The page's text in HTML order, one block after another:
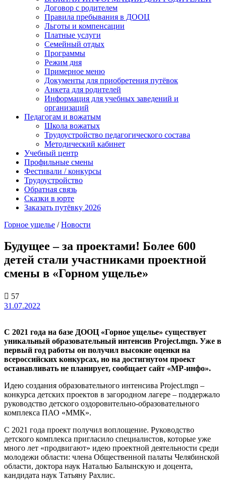
Договор с родителем
Правила пребывания в ДООЦ
Льготы и компенсации
Платные услуги
Семейный отдых
Программы
Режим дня
Примерное меню
Документы для приобретения путёвок
Анкета для родителей
Информация для учебных заведений и
организаций
Педагогам и вожатым
Школа вожатых
Трудоустройство педагогического состава
Методический кабинет
Учебный центр
Профильные смены
Фестивали / конкурсы
Трудоустройство
Обратная связь
Сказки в юрте
Заказать путёвку 2026
Горное ущелье /Новости
Будущее – за проектами! Более 600
детей стали участниками проектной
смены в «Горном ущелье»
57
31.07.2022
С 2021 года на базе ДООЦ «Горное ущелье» существует
уникальный образовательный интенсив Project.mgn. Уже в
первый год работы он получил высокие оценки на
всероссийских конкурсах, но на достигнутом проект
останавливать не планирует, сообщает сайт «МР-инфо».
Идею создания образовательного интенсива Project.mgn –
конкурса детских проектов в загородном лагере – поддержало
руководство детского оздоровительно-образовательного
комплекса ПАО «ММК».
С 2021 года проект получил воплощение. Руководство
детского комплекса пригласило специалистов, которые уже
много лет «продвигают» идею проектной деятельности среди
молодежи области: члена Общественной палаты Челябинской
области, доктора наук Наталью Балынскую и доцента,
кандидата наук Татьяну Рахлис.